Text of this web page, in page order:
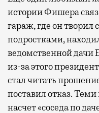
истории Фишера
гараж, где он творил
подростками,
ведомственной дачи
из-за этого
стал читать
поставил отказ.
насчет «соседа по